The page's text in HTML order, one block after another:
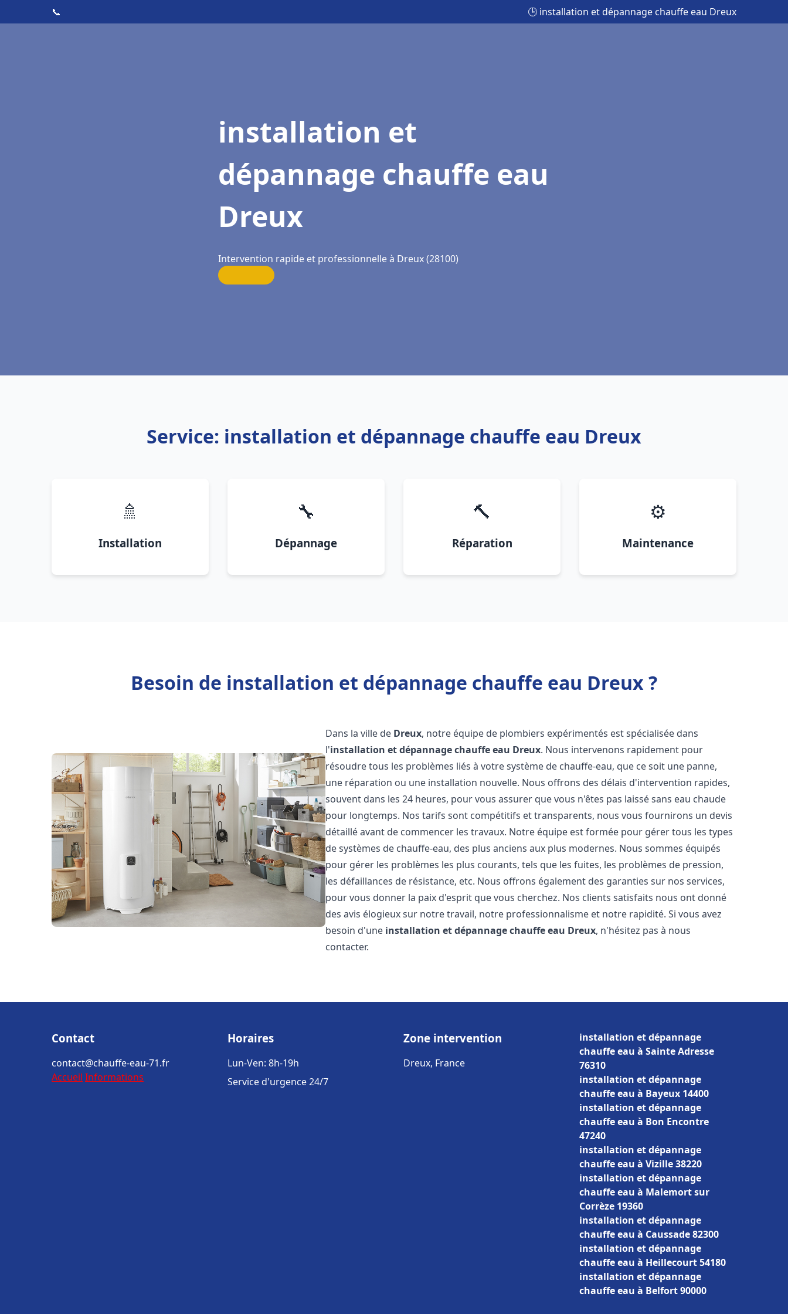
📞 🕒 installation et dépannage chauffe eau Dreux
installation et
dépannage chauffe eau
Dreux
Intervention rapide et professionnelle à Dreux (28100)
Service: installation et dépannage chauffe eau Dreux
🚿
Installation
🔧
Dépannage
🔨
Réparation
⚙️
Maintenance
Besoin de installation et dépannage chauffe eau Dreux ?
Dans la ville de Dreux, notre équipe de plombiers expérimentés est spécialisée dans
l'installation et dépannage chauffe eau Dreux. Nous intervenons rapidement pour
résoudre tous les problèmes liés à votre système de chauffe-eau, que ce soit une panne,
une réparation ou une installation nouvelle. Nous offrons des délais d'intervention rapides,
souvent dans les 24 heures, pour vous assurer que vous n'êtes pas laissé sans eau chaude
pour longtemps. Nos tarifs sont compétitifs et transparents, nous vous fournirons un devis
détaillé avant de commencer les travaux. Notre équipe est formée pour gérer tous les types
de systèmes de chauffe-eau, des plus anciens aux plus modernes. Nous sommes équipés
pour gérer les problèmes les plus courants, tels que les fuites, les problèmes de pression,
les défaillances de résistance, etc. Nous offrons également des garanties sur nos services,
pour vous donner la paix d'esprit que vous cherchez. Nos clients satisfaits nous ont donné
des avis élogieux sur notre travail, notre professionnalisme et notre rapidité. Si vous avez
besoin d'une installation et dépannage chauffe eau Dreux, n'hésitez pas à nous
contacter.
Contact
contact@chauffe-eau-71.fr
Accueil Informations
Horaires
Lun-Ven: 8h-19h
Service d'urgence 24/7
Zone intervention
Dreux, France
installation et dépannage
chauffe eau à Sainte Adresse
76310
installation et dépannage
chauffe eau à Bayeux 14400
installation et dépannage
chauffe eau à Bon Encontre
47240
installation et dépannage
chauffe eau à Vizille 38220
installation et dépannage
chauffe eau à Malemort sur
Corrèze 19360
installation et dépannage
chauffe eau à Caussade 82300
installation et dépannage
chauffe eau à Heillecourt 54180
installation et dépannage
chauffe eau à Belfort 90000